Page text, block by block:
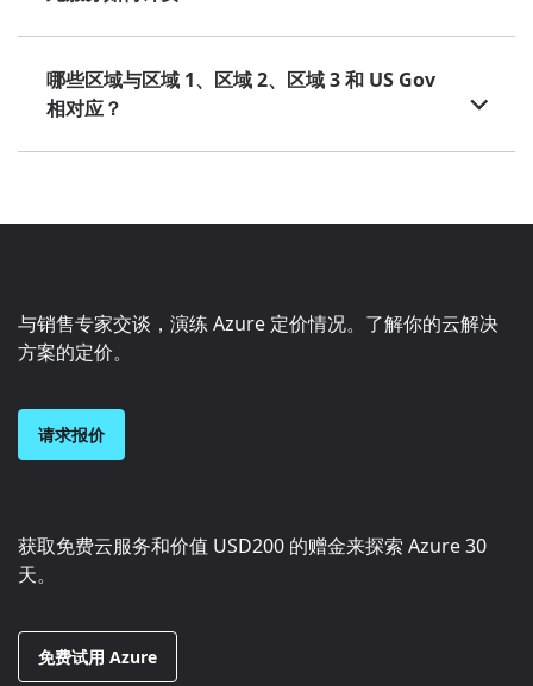
哪些区域与区域 1、区域 2、区域 3 和 US Gov
相对应？
与销售专家交谈，演练 Azure 定价情况。了解你的云解决
方案的定价。
请求报价
获取免费云服务和价值 USD200 的赠金来探索 Azure 30
天。
免费试用 Azure